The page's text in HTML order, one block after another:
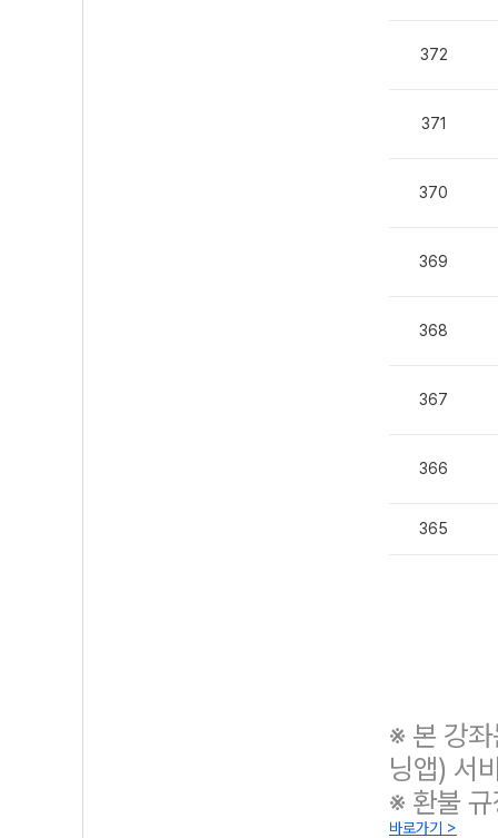
372
371
370
369
368
367
366
365
※ 본 강
닝앱) 서
※ 환불
바로가기 >